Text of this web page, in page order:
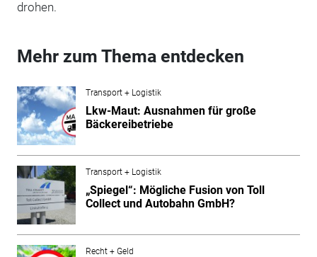
drohen.
Mehr zum Thema entdecken
Transport + Logistik
Lkw-Maut: Ausnahmen für große
Bäckereibetriebe
Transport + Logistik
„Spiegel“: Mögliche Fusion von Toll
Collect und Autobahn GmbH?
Recht + Geld